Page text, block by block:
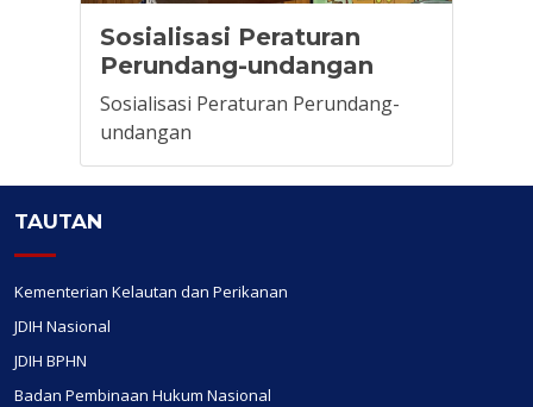
Sosialisasi Peraturan
Perundang-undangan
Sosialisasi Peraturan Perundang-
undangan
TAUTAN
Kementerian Kelautan dan Perikanan
JDIH Nasional
JDIH BPHN
Badan Pembinaan Hukum Nasional